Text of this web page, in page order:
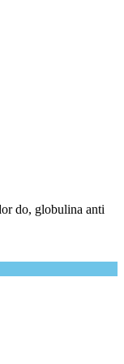
do, globulina anti